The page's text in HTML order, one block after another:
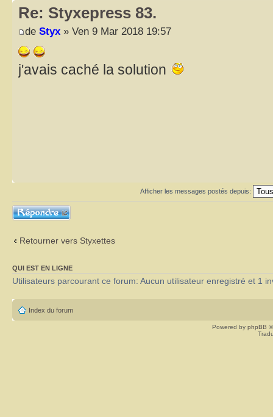
Re: Styxepress 83.
de Styx » Ven 9 Mar 2018 19:57
j'avais caché la solution
Afficher les messages postés depuis:
Répondre
Retourner vers Styxettes
QUI EST EN LIGNE
Utilisateurs parcourant ce forum: Aucun utilisateur enregistré et 1
Index du forum
Powered by phpBB